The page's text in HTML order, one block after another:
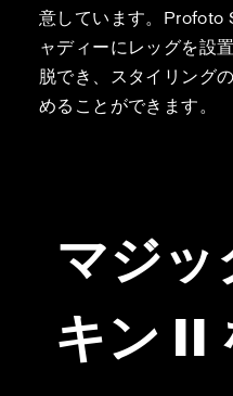
意しています。Profoto
ャディーにレッグを設
脱でき、スタイリング
めることができます。
マジッ
キン II